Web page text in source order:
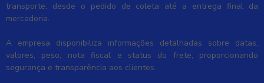
transporte, desde o pedido de coleta até a entrega final da
mercadoria.
A empresa disponibiliza informações detalhadas sobre datas,
valores, peso, nota fiscal e status do frete, proporcionando
segurança e transparência aos clientes.